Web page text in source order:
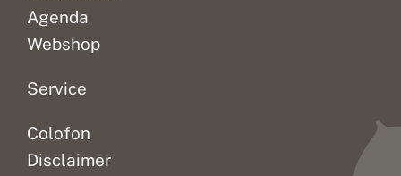
Agenda
Webshop
Service
Colofon
Disclaimer